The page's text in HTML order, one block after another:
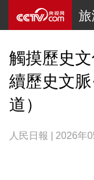
觸摸歷史
續歷史文
道）
人民日報 | 2026年